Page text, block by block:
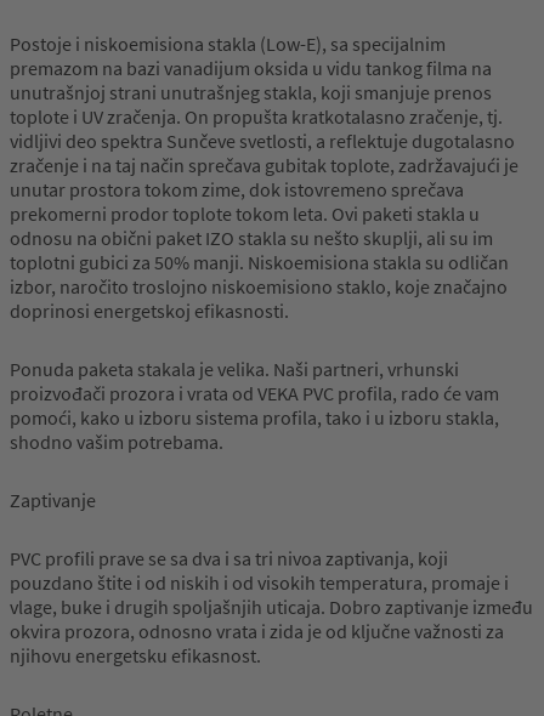
Postoje i niskoemisiona stakla (Low-E), sa specijalnim
premazom na bazi vanadijum oksida u vidu tankog filma na
unutrašnjoj strani unutrašnjeg stakla, koji smanjuje prenos
toplote i UV zračenja. On propušta kratkotalasno zračenje, tj.
vidljivi deo spektra Sunčeve svetlosti, a reflektuje dugotalasno
zračenje i na taj način sprečava gubitak toplote, zadržavajući je
unutar prostora tokom zime, dok istovremeno sprečava
prekomerni prodor toplote tokom leta. Ovi paketi stakla u
odnosu na obični paket IZO stakla su nešto skuplji, ali su im
toplotni gubici za 50% manji. Niskoemisiona stakla su odličan
izbor, naročito troslojno niskoemisiono staklo, koje značajno
doprinosi energetskoj efikasnosti.
Ponuda paketa stakala je velika. Naši partneri, vrhunski
proizvođači prozora i vrata od VEKA PVC profila, rado će vam
pomoći, kako u izboru sistema profila, tako i u izboru stakla,
shodno vašim potrebama.
Zaptivanje
PVC profili prave se sa dva i sa tri nivoa zaptivanja, koji
pouzdano štite i od niskih i od visokih temperatura, promaje i
vlage, buke i drugih spoljašnjih uticaja. Dobro zaptivanje između
okvira prozora, odnosno vrata i zida je od ključne važnosti za
njihovu energetsku efikasnost.